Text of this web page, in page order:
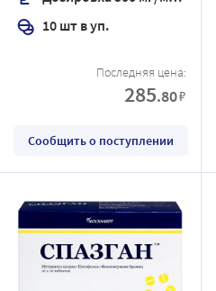
10 шт в уп.
Последняя цена:
285.80₽
Сообщить о поступлении